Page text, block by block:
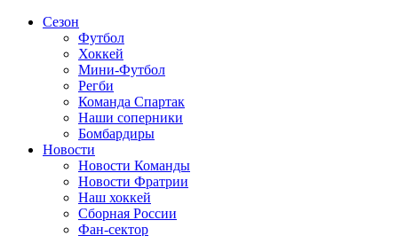
Сезон
Футбол
Хоккей
Мини-Футбол
Регби
Команда Спартак
Наши соперники
Бомбардиры
Новости
Новости Команды
Новости Фратрии
Наш хоккей
Сборная России
Фан-cектор